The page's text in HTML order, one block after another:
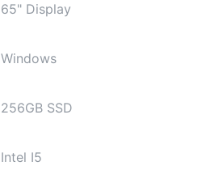
65" Display
Windows
256GB SSD
Intel I5